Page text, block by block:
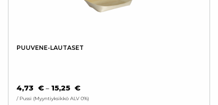
PUUVENE-LAUTASET
4,73 € – 15,25 €HINTALUOKKA: 4,73 € - 15,25 €
/ Pussi Myyntiyksikkö ALV 0%